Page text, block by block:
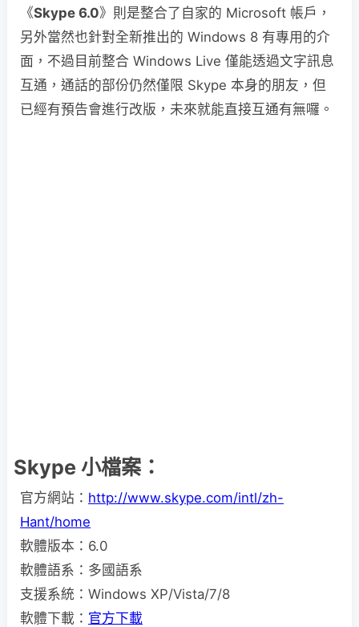
《Skype 6.0》則是整合了自家的 Microsoft 帳戶，
另外當然也針對全新推出的 Windows 8 有專用的介
面，不過目前整合 Windows Live 僅能透過文字訊息
互通，通話的部份仍然僅限 Skype 本身的朋友，但
已經有預告會進行改版，未來就能直接互通有無囉。
Skype 小檔案：
官方網站： http://www.skype.com/intl/zh-
Hant/home
軟體版本：6.0
軟體語系：多國語系
支援系統：Windows XP/Vista/7/8
軟體下載： 官方下載